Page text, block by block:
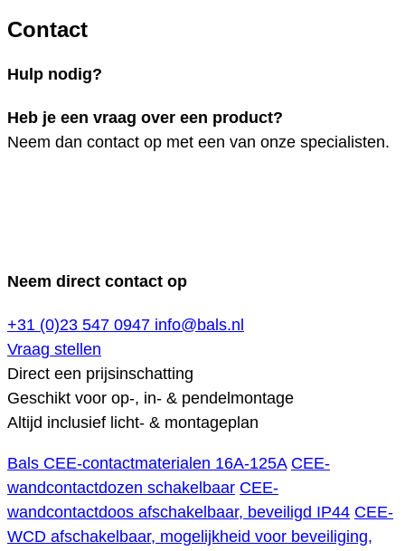
Contact
Hulp nodig?
Heb je een vraag over een product?
Neem dan contact op met een van onze specialisten.
Neem direct contact op
+31 (0)23 547 0947 info@bals.nl
Vraag stellen
Direct een prijsinschatting
Geschikt voor op-, in- & pendelmontage
Altijd inclusief licht- & montageplan
Bals CEE-contactmaterialen 16A-125A CEE-
wandcontactdozen schakelbaar CEE-
wandcontactdoos afschakelbaar, beveiligd IP44 CEE-
WCD afschakelbaar, mogelijkheid voor beveiliging,